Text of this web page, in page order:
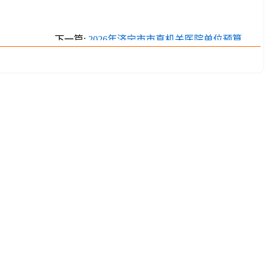
下一篇: 2026年济宁市市直机关医院单位预算